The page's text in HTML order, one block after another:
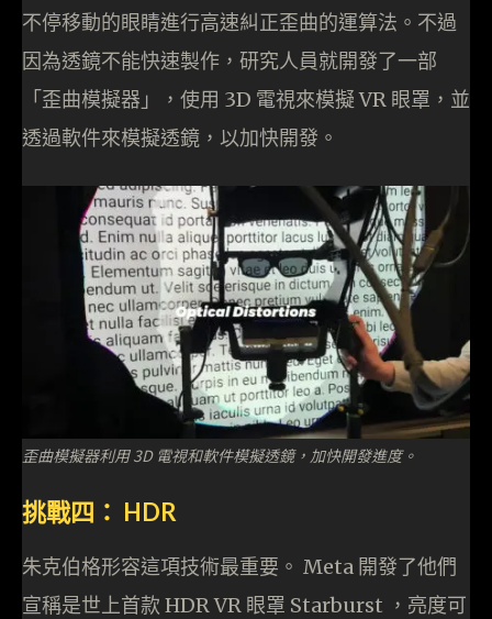
不停移動的眼睛進行高速糾正歪曲的運算法。不過
因為透鏡不能快速製作，研究人員就開發了一部
「歪曲模擬器」，使用 3D 電視來模擬 VR 眼罩，並
透過軟件來模擬透鏡，以加快開發。
歪曲模擬器利用 3D 電視和軟件模擬透鏡，加快開發進度。
挑戰四： HDR
朱克伯格形容這項技術最重要。 Meta 開發了他們
宣稱是世上首款 HDR VR 眼罩 Starburst ，亮度可